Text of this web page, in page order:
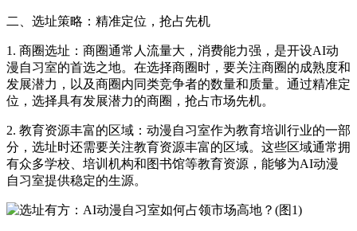
二、选址策略：精准定位，抢占先机
1. 商圈选址：商圈通常人流量大，消费能力强，是开设AI动
漫自习室的首选之地。在选择商圈时，要关注商圈的成熟度和
发展潜力，以及商圈内同类竞争者的数量和质量。通过精准定
位，选择具有发展潜力的商圈，抢占市场先机。
2. 教育资源丰富的区域：动漫自习室作为教育培训行业的一部
分，选址时还需要关注教育资源丰富的区域。这些区域通常拥
有众多学校、培训机构和图书馆等教育资源，能够为AI动漫
自习室提供稳定的生源。